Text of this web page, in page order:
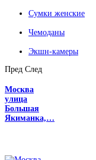
Сумки женские
Чемоданы
Экшн-камеры
Пред След
Москва
улица
Большая
Якиманка,…